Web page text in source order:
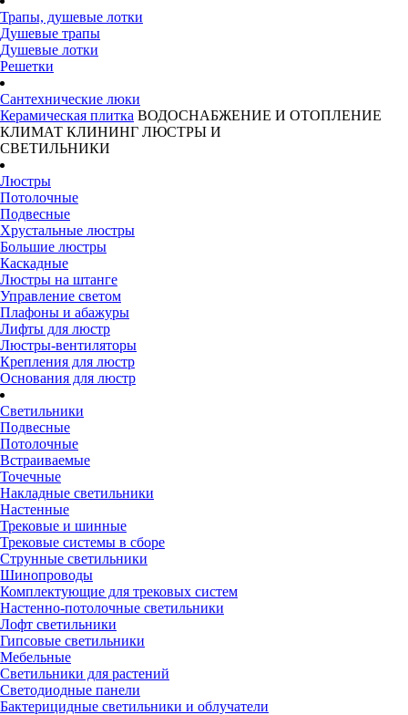
Трапы, душевые лотки
Душевые трапы
Душевые лотки
Решетки
Сантехнические люки
Керамическая плитка ВОДОСНАБЖЕНИЕ И ОТОПЛЕНИЕ
КЛИМАТ КЛИНИНГ ЛЮСТРЫ И
СВЕТИЛЬНИКИ
Люстры
Потолочные
Подвесные
Хрустальные люстры
Большие люстры
Каскадные
Люстры на штанге
Управление светом
Плафоны и абажуры
Лифты для люстр
Люстры-вентиляторы
Крепления для люстр
Основания для люстр
Светильники
Подвесные
Потолочные
Встраиваемые
Точечные
Накладные светильники
Настенные
Трековые и шинные
Трековые системы в сборе
Струнные светильники
Шинопроводы
Комплектующие для трековых систем
Настенно-потолочные светильники
Лофт светильники
Гипсовые светильники
Мебельные
Светильники для растений
Светодиодные панели
Бактерицидные светильники и облучатели